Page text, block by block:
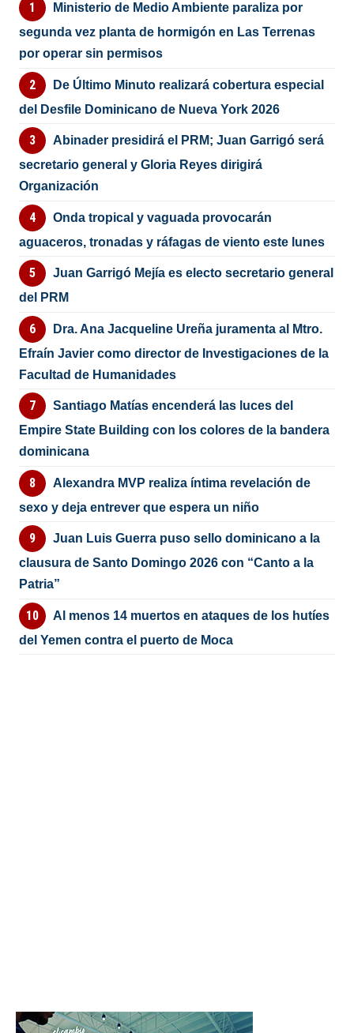
Ministerio de Medio Ambiente paraliza por
segunda vez planta de hormigón en Las Terrenas
por operar sin permisos
De Último Minuto realizará cobertura especial
del Desfile Dominicano de Nueva York 2026
Abinader presidirá el PRM; Juan Garrigó será
secretario general y Gloria Reyes dirigirá
Organización
Onda tropical y vaguada provocarán
aguaceros, tronadas y ráfagas de viento este lunes
Juan Garrigó Mejía es electo secretario general
del PRM
Dra. Ana Jacqueline Ureña juramenta al Mtro.
Efraín Javier como director de Investigaciones de la
Facultad de Humanidades
Santiago Matías encenderá las luces del
Empire State Building con los colores de la bandera
dominicana
Alexandra MVP realiza íntima revelación de
sexo y deja entrever que espera un niño
Juan Luis Guerra puso sello dominicano a la
clausura de Santo Domingo 2026 con “Canto a la
Patria”
Al menos 14 muertos en ataques de los hutíes
del Yemen contra el puerto de Moca